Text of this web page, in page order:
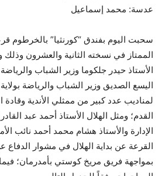
عدسة: محمد إسماعيل
سحبت اليوم بفندق “كورنثيا” بالخرطوم
الممتاز في نسخته الثانية والعشرون
الأستاذ حيدر جلكوما وزير الشباب والرياضة
اليسع الصديق وزير الشباب والرياضة
لمناديب عدد كبير من ممثلي الأندية وقادة
القدم؛ ومثل الهلال الأستاذ أحمد عبد
الإدارة والأستاذ هشام محمد أحمد نائب
القرعة عن بداية الهلال في مشوار
بمواجهة فريق مريخ كوستي بأمدرمان؛